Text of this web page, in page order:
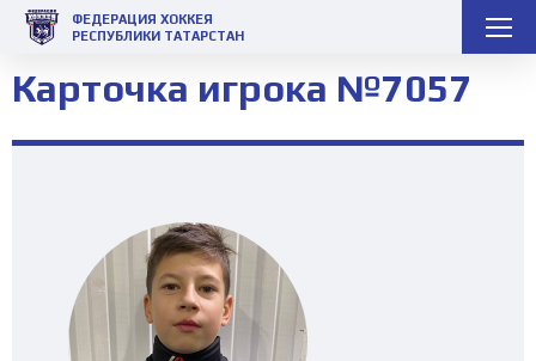
ФЕДЕРАЦИЯ ХОККЕЯ
РЕСПУБЛИКИ ТАТАРСТАН
Карточка игрока №7057